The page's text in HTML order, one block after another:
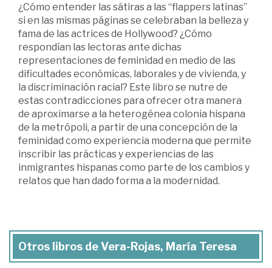
¿Cómo entender las sátiras a las “flappers latinas”
si en las mismas páginas se celebraban la belleza y
fama de las actrices de Hollywood? ¿Cómo
respondían las lectoras ante dichas
representaciones de feminidad en medio de las
dificultades económicas, laborales y de vivienda, y
la discriminación racial? Este libro se nutre de
estas contradicciones para ofrecer otra manera
de aproximarse a la heterogénea colonia hispana
de la metrópoli, a partir de una concepción de la
feminidad como experiencia moderna que permite
inscribir las prácticas y experiencias de las
inmigrantes hispanas como parte de los cambios y
relatos que han dado forma a la modernidad.
Otros libros de Vera-Rojas, María Teresa